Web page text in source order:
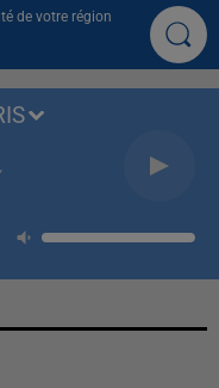
de votre région